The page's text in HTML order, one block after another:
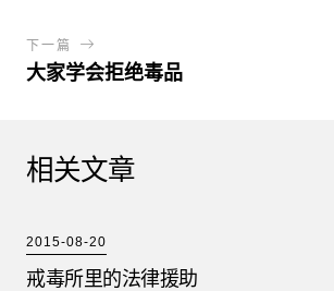
下一篇
大家学会拒绝毒品
相关文章
2015-08-20
戒毒所里的法律援助